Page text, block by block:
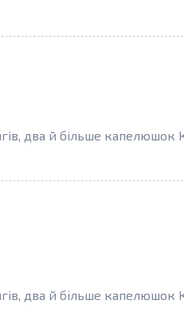
два й більше капелюшок
два й більше